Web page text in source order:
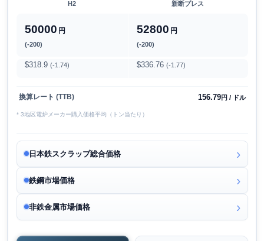
H2 新断プレス
50000 円
(-200)
52800 円
(-200)
$318.9 (-1.74) $336.76 (-1.77)
換算レート (TTB) 156.79円 / ドル
* 3地区電炉メーカー購入価格平均（トン当たり）
日本鉄スクラップ総合価格
鉄鋼市場価格
非鉄金属市場価格